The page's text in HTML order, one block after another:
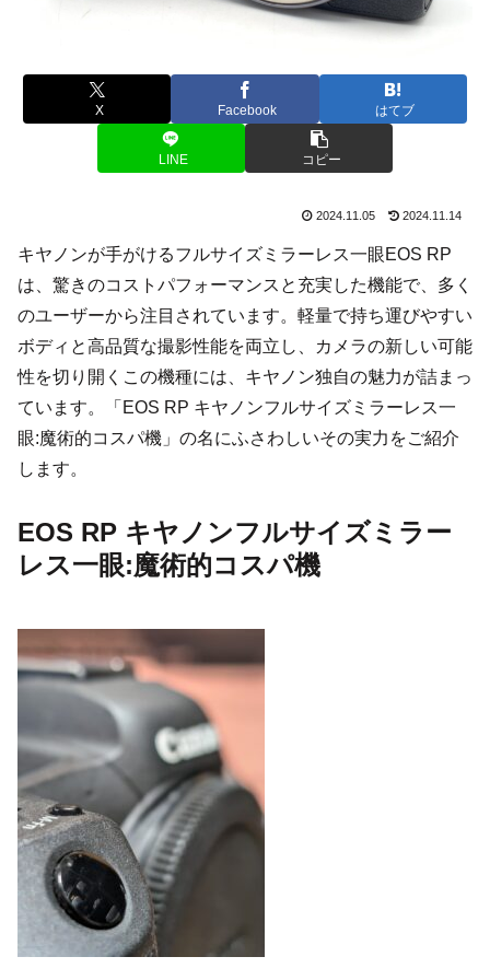
X Facebook はてブ
LINE コピー
2024.11.05 2024.11.14
キヤノンが手がけるフルサイズミラーレス一眼EOS RP
は、驚きのコストパフォーマンスと充実した機能で、多く
のユーザーから注目されています。軽量で持ち運びやすい
ボディと高品質な撮影性能を両立し、カメラの新しい可能
性を切り開くこの機種には、キヤノン独自の魅力が詰まっ
ています。「EOS RP キヤノンフルサイズミラーレス一
眼:魔術的コスパ機」の名にふさわしいその実力をご紹介
します。
EOS RP キヤノンフルサイズミラー
レス一眼:魔術的コスパ機